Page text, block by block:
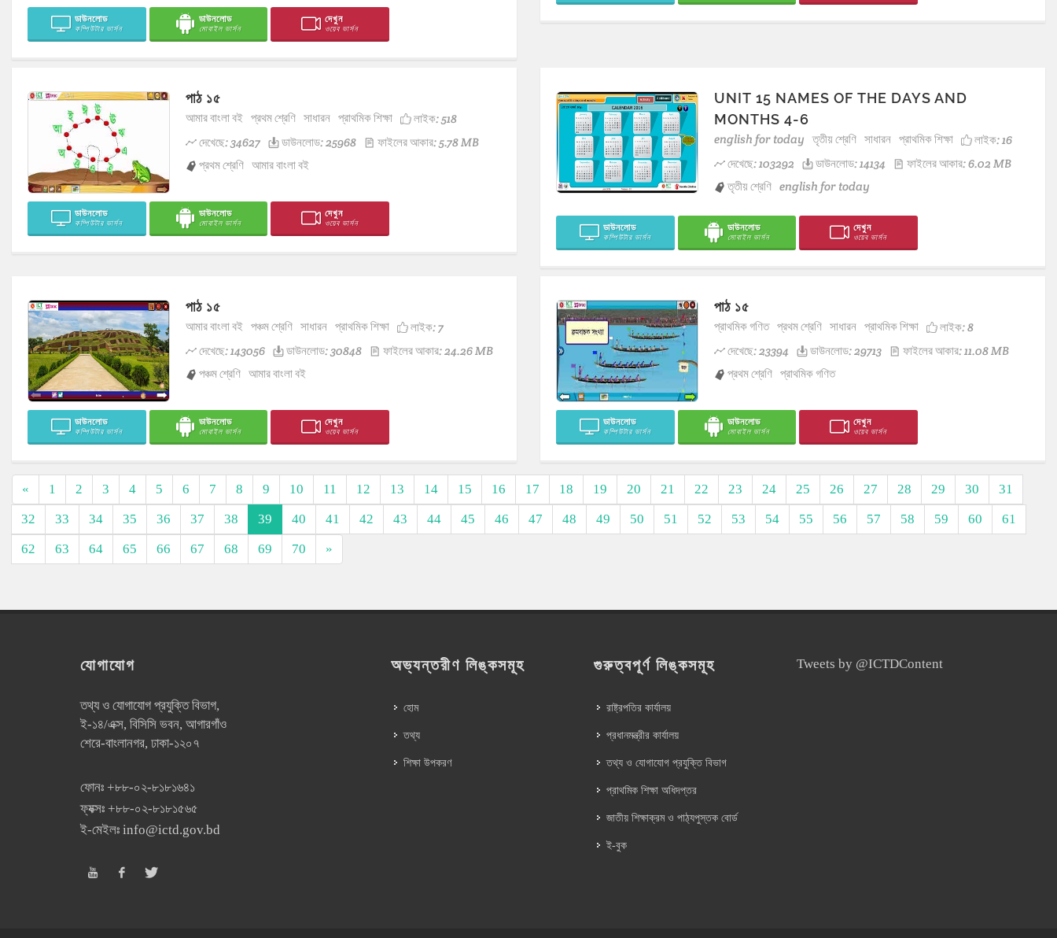
ডাউনলোড
কম্পিউটার ভার্সন
ডাউনলোড
মোবাইল ভার্সন
দেখুন
ওয়েব ভার্সন
পাঠ ১৫
আমার বাংলা বই প্রথম শ্রেণি সাধারন প্রাথমিক শিক্ষা লাইক:518
দেখেছে: 34627
ডাউনলোড: 25968
ফাইলের আকার: 5.78 MB
প্রথম শ্রেণি আমার বাংলা বই
ডাউনলোড
কম্পিউটার ভার্সন
ডাউনলোড
মোবাইল ভার্সন
দেখুন
ওয়েব ভার্সন
UNIT 15 NAMES OF THE DAYS AND
MONTHS 4-6
english for today তৃতীয় শ্রেণি সাধারন প্রাথমিক শিক্ষা লাইক:16
দেখেছে: 103292
ডাউনলোড: 14134
ফাইলের আকার: 6.02 MB
তৃতীয় শ্রেণি english for today
ডাউনলোড
কম্পিউটার ভার্সন
ডাউনলোড
মোবাইল ভার্সন
দেখুন
ওয়েব ভার্সন
পাঠ ১৫
আমার বাংলা বই পঞ্চম শ্রেণি সাধারন প্রাথমিক শিক্ষা লাইক:7
দেখেছে: 143056
ডাউনলোড: 30848
ফাইলের আকার: 24.26 MB
পঞ্চম শ্রেণি আমার বাংলা বই
ডাউনলোড
কম্পিউটার ভার্সন
ডাউনলোড
মোবাইল ভার্সন
দেখুন
ওয়েব ভার্সন
পাঠ ১৫
প্রাথমিক গণিত প্রথম শ্রেণি সাধারন প্রাথমিক শিক্ষা লাইক:8
দেখেছে: 23394
ডাউনলোড: 29713
ফাইলের আকার: 11.08 MB
প্রথম শ্রেণি প্রাথমিক গণিত
ডাউনলোড
কম্পিউটার ভার্সন
ডাউনলোড
মোবাইল ভার্সন
দেখুন
ওয়েব ভার্সন
« 1 2 3 4 5 6 7 8 9 10 11 12 13 14 15 16 17 18 19 20 21 22 23 24 25 26 27 28 29 30
31
32
33 34 35 36 37 38 39 40 41 42 43 44 45 46 47 48 49 50 51 52 53 54 55 56 57 58 59 60
61
62
63 64 65 66 67 68 69 70 »
যোগাযোগ
তথ্য ও যোগাযোগ প্রযুক্তি বিভাগ,
ই-১৪/এক্স, বিসিসি ভবন, আগারগাঁও
শেরে-বাংলানগর, ঢাকা-১২০৭
ফোনঃ +৮৮-০২-৮১৮১৬৪১
ফ্যক্সঃ +৮৮-০২-৮১৮১৫৬৫
ই-মেইলঃ info@ictd.gov.bd
অভ্যন্তরীণ লিঙ্কসমূহ
হোম
তথ্য
শিক্ষা উপকরণ
গুরুত্বপূর্ণ লিঙ্কসমূহ
রাষ্ট্রপতির কার্যালয়
প্রধানমন্ত্রীর কার্যালয়
তথ্য ও যোগাযোগ প্রযুক্তি বিভাগ
প্রাথমিক শিক্ষা অধিদপ্তর
জাতীয় শিক্ষাক্রম ও পাঠ্যপুস্তক বোর্ড
ই-বুক
Tweets by @ICTDContent